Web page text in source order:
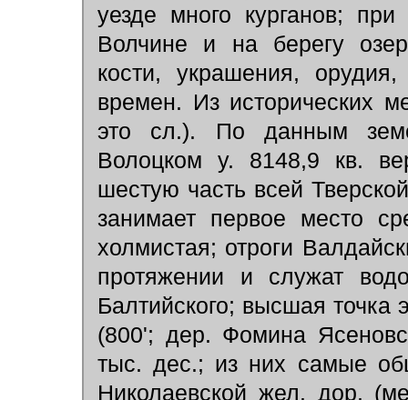
уезде много курганов;
Волчине и на берегу
кости, украшения,
времен. Из исторических
это сл.). По данным
Волоцком у. 8148,9 кв.
шестую часть всей
занимает первое место
холмистая; отроги
протяжении и служат
Балтийского; высшая точка
(800'; дер. Фомина
тыс. дес.; из них самые
Николаевской жел. дор.